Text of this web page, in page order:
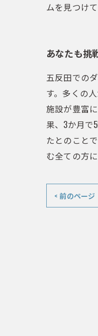
ムを見つけ
あなたも挑
五反田での
す。多くの
施設が豊富
果、3か月で
たとのこと
む全ての方
< 前のページ